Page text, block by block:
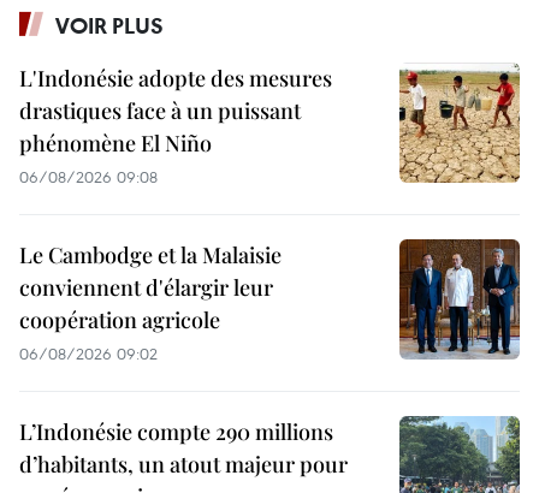
VOIR PLUS
L'Indonésie adopte des mesures
drastiques face à un puissant
phénomène El Niño
06/08/2026 09:08
Le Cambodge et la Malaisie
conviennent d'élargir leur
coopération agricole
06/08/2026 09:02
L’Indonésie compte 290 millions
d’habitants, un atout majeur pour